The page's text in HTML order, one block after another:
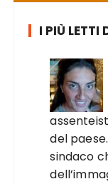
I PIÙ LETTI
del
sindaco